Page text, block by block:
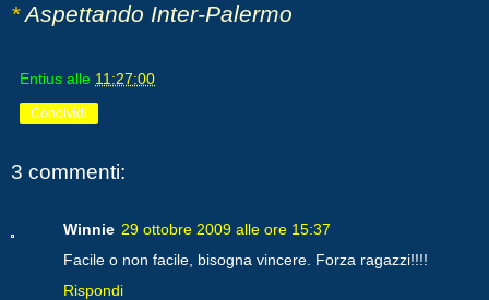
*Aspettando Inter-Palermo
Entius alle 11:27:00
Condividi
3 commenti:
Winnie 29 ottobre 2009 alle ore 15:37
Facile o non facile, bisogna vincere. Forza ragazzi!!!!
Rispondi